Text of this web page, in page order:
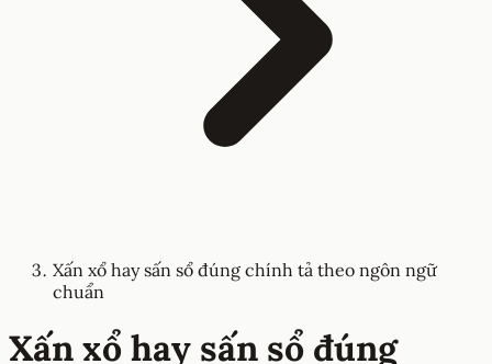
Xấn xổ hay sấn sổ đúng chính tả theo ngôn ngữ
chuẩn
Xấn xổ hay sấn sổ đúng